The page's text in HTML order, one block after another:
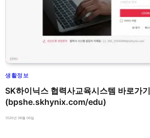
생활정보
SK하이닉스 협력사교육시스템 바로가기
(bpshe.skhynix.com/edu)
2026년 08월 06일